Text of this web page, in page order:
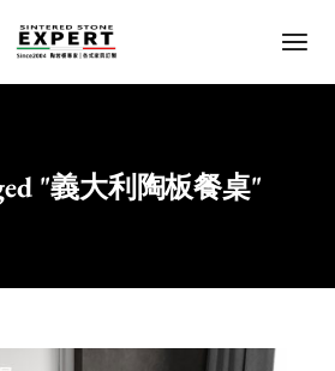
"義大利陶板餐桌"